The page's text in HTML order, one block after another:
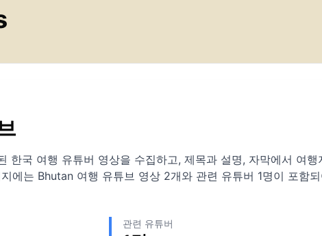
한국 여행 유튜버 영상을 수집하고, 제목과 설명, 자막에서 여행
에는 Bhutan 여행 유튜브 영상 2개와 관련 유튜버 1명이 포함
관련 유튜버